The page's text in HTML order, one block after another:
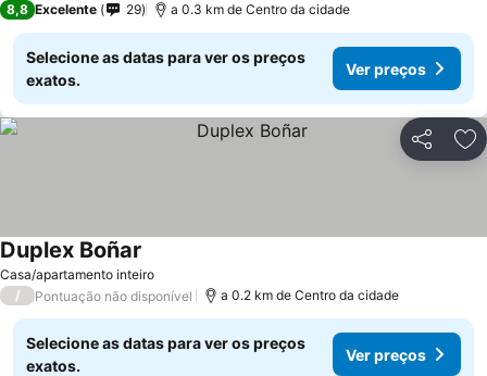
8,8 Excelente 29 a 0.3 km de Centro da cidade
Selecione as datas para ver os preços
exatos.
Ver preços
Partilhar
Casa/apartamento inteiro
Duplex Boñar
/ Pontuação não disponível a 0.2 km de Centro da cidade
Selecione as datas para ver os preços
exatos.
Ver preços